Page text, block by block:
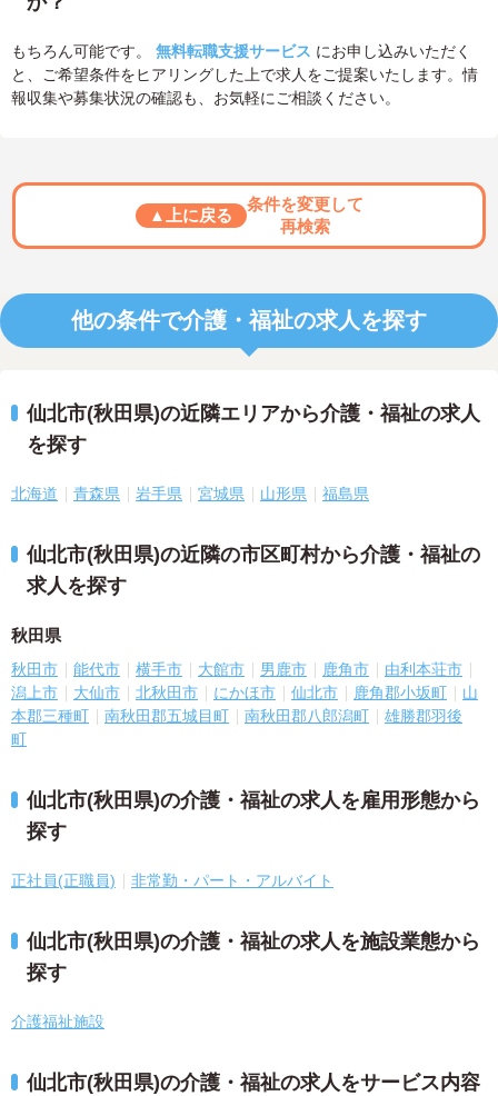
もちろん可能です。 無料転職支援サービス にお申し込みいただく
と、ご希望条件をヒアリングした上で求人をご提案いたします。情
報収集や募集状況の確認も、お気軽にご相談ください。
▲上に戻る
条件を変更して
再検索
他の条件で介護・福祉の求人を探す
仙北市(秋田県)の近隣エリアから介護・福祉の求人
を探す
北海道 青森県 岩手県 宮城県 山形県 福島県
仙北市(秋田県)の近隣の市区町村から介護・福祉の
求人を探す
秋田県
秋田市 能代市 横手市 大館市 男鹿市 鹿角市
由利本荘市
潟上市
大仙市 北秋田市 にかほ市 仙北市 鹿角郡小坂町
山
本郡三種町
南秋田郡五城目町 南秋田郡八郎潟町
雄勝郡羽後
町
仙北市(秋田県)の介護・福祉の求人を雇用形態から
探す
正社員(正職員) 非常勤・パート・アルバイト
仙北市(秋田県)の介護・福祉の求人を施設業態から
探す
介護福祉施設
仙北市(秋田県)の介護・福祉の求人をサービス内容